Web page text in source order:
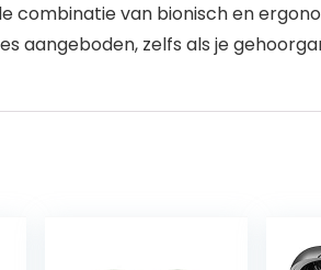
combinatie van bionisch en
aangeboden, zelfs als je